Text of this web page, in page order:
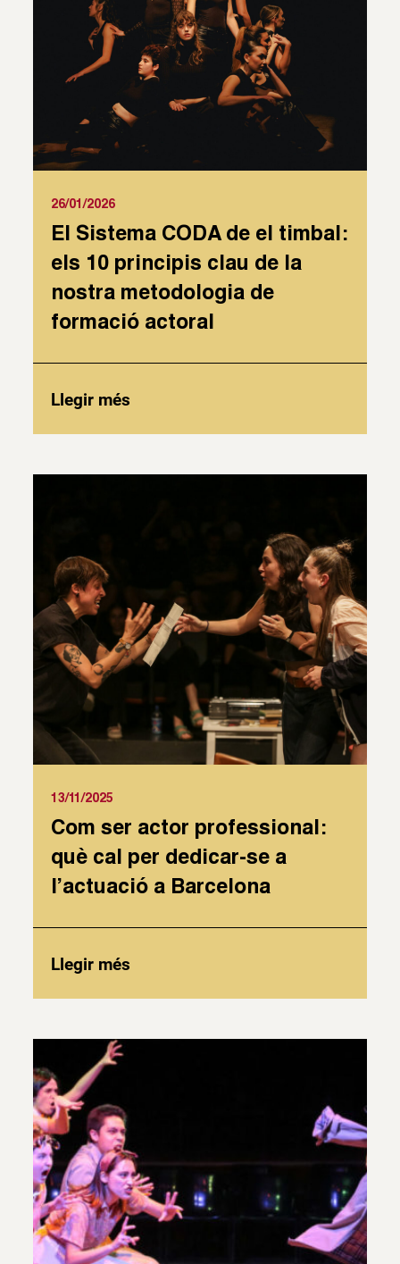
26/01/2026
El Sistema CODA de el timbal:
els 10 principis clau de la
nostra metodologia de
formació actoral
Llegir més
13/11/2025
Com ser actor professional:
què cal per dedicar-se a
l’actuació a Barcelona
Llegir més